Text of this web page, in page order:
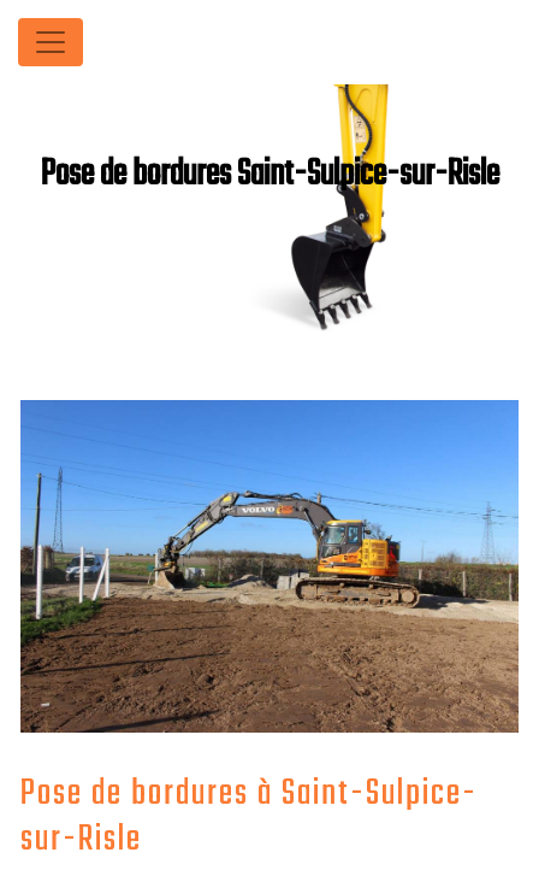
Panneau de gestion des cookies
Pose de bordures Saint-Sulpice-sur-Risle
Pose de bordures à Saint-Sulpice-
sur-Risle